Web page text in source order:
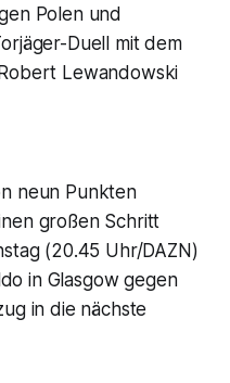
Polen und
Duell mit dem
Lewandowski
neun Punkten
großen Schritt
(20.45 Uhr/DAZN)
in Glasgow gegen
in die nächste